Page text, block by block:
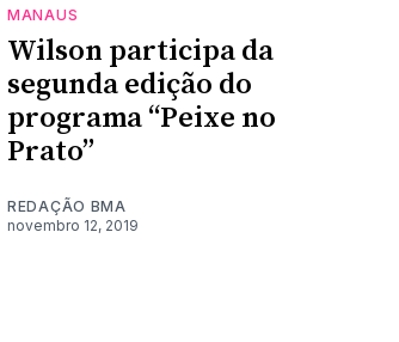
MANAUS
Wilson participa da
segunda edição do
programa “Peixe no
Prato”
REDAÇÃO BMA
novembro 12, 2019